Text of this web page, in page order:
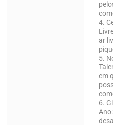
4.
ar
5.
em
6.
Ano: